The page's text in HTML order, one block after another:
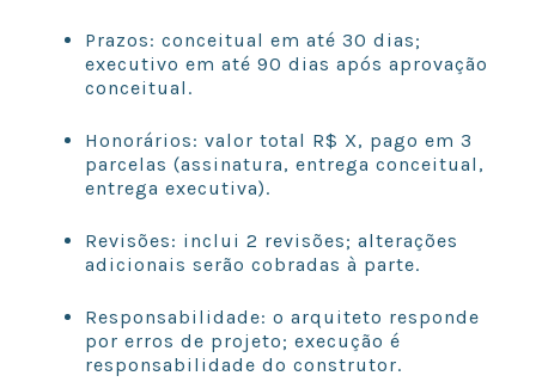
Prazos: conceitual em até 30 dias;
executivo em até 90 dias após aprovação
conceitual.
Honorários: valor total R$ X, pago em 3
parcelas (assinatura, entrega conceitual,
entrega executiva).
Revisões: inclui 2 revisões; alterações
adicionais serão cobradas à parte.
Responsabilidade: o arquiteto responde
por erros de projeto; execução é
responsabilidade do construtor.